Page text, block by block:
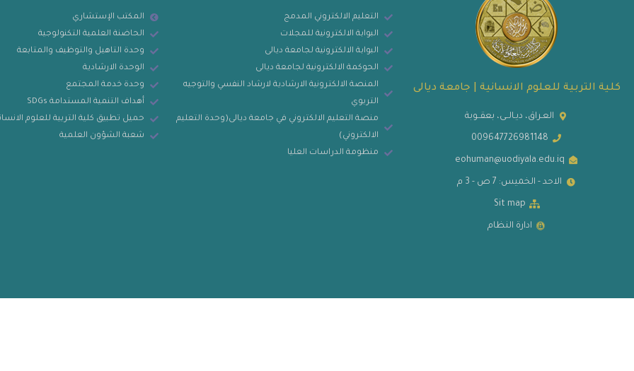
كلية التربية للعلوم الانسانية | جامعة ديالى
العـراق، ديـالــى، بعقــوبة
009647726981148
eohuman@uodiyala.edu.iq
الاحد - الخميس: 7 ص - 3 م
Sit map
ادارة النظام
التعليم الالكتروني المدمج
البوابة الالكترونية للمجلات
البوابة الالكترونية لجامعة ديالى
الحوكمة الالكترونية لجامعة ديالى
المنصة الالكترونية الارشادية لارشاد النفسي والتوجيه
التربوي
منصة التعليم الالكتروني في جامعة ديالى(وحدة التعليم
الالكتروني)
منظومة الدراسات العليا
المكتب الإستشاري
الحاضنة العلمية التكنولوجية
وحدة التاهيل والتوظيف والمتابعة
الوحدة الارشادية
وحدة خدمة المجتمع
أهداف التنمية المستدامة SDGs
حميل تطبيق كلية التربية للعلوم
شعبة الشؤون العلمية